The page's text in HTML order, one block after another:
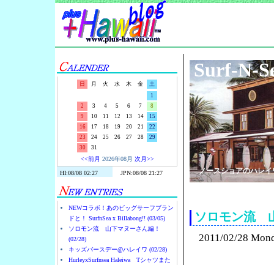
日 月 火 水 木 金
土
1
2
3 4 5 6 7
8
9
10 11 12 13 14
15
16
17 18 19 20 21
22
23
24 25 26 27 28
29
30
31
<<前月 2026年08月 次月>>
NEWコラボ！あのビッグサーフブラン
ドと！ SurfnSea x Billabong!! (03/05)
ソロモン流 山下マヌーさん編！
(02/28)
キッズバースデー@ハレイワ (02/28)
HurleyxSurfnsea Haleiwa Tシャツまた
Surf-N-
ノースショアのハレ
ソロモン流
2011/02/28